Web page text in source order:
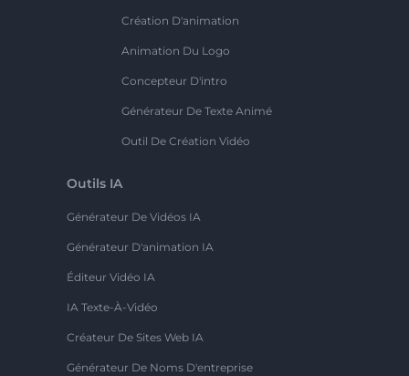
Création D'animation
Animation Du Logo
Concepteur D'intro
Générateur De Texte Animé
Outil De Création Vidéo
Outils IA
Générateur De Vidéos IA
Générateur D'animation IA
Éditeur Vidéo IA
IA Texte-À-Vidéo
Créateur De Sites Web IA
Générateur De Noms D'entreprise